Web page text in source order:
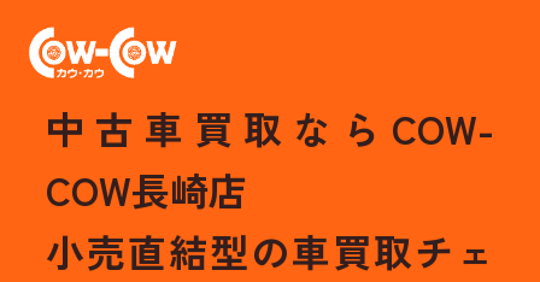
中古車買取ならCOW-
COW長崎店
小売直結型の車買取チェ